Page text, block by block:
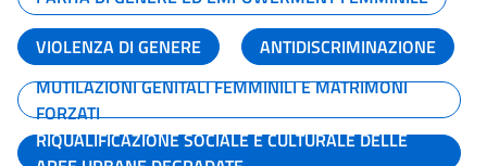
VIOLENZA DI GENERE
ANTIDISCRIMINAZIONE
MUTILAZIONI GENITALI FEMMINILI E MATRIMONI
FORZATI
RIQUALIFICAZIONE SOCIALE E CULTURALE DELLE